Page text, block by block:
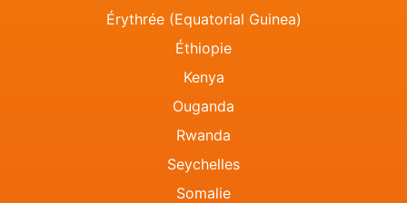
Érythrée (Equatorial Guinea)
Éthiopie
Kenya
Ouganda
Rwanda
Seychelles
Somalie